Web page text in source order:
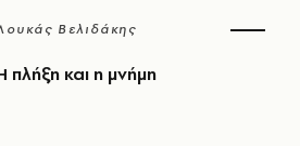
Βελιδάκης
πλήξη και η μνήμη